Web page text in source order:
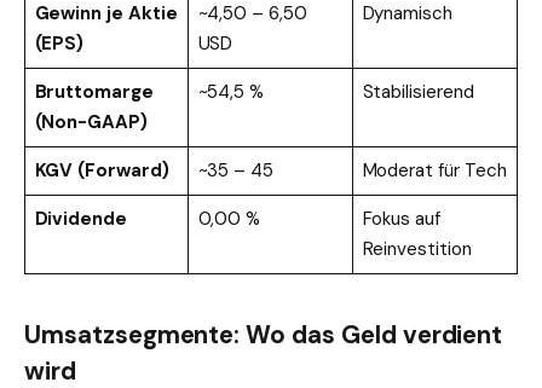
Gewinn je Aktie
(EPS)
~4,50 – 6,50
USD
Dynamisch
Bruttomarge
(Non-GAAP)
~54,5 % Stabilisierend
KGV (Forward) ~35 – 45
Moderat für Tech
Dividende
0,00 %
Fokus auf
Reinvestition
Umsatzsegmente: Wo das Geld verdient
wird